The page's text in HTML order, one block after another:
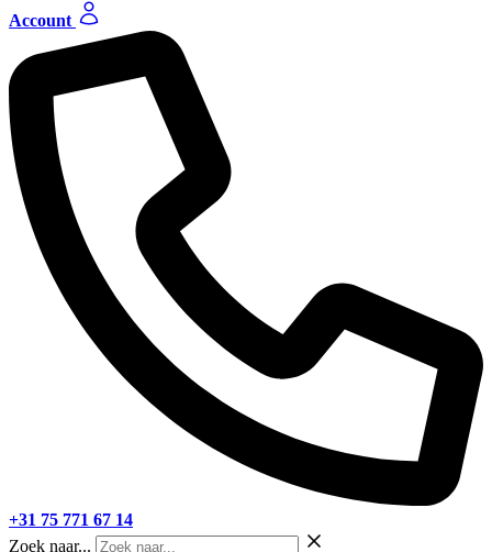
Account
+31 75 771 67 14
Zoek naar...